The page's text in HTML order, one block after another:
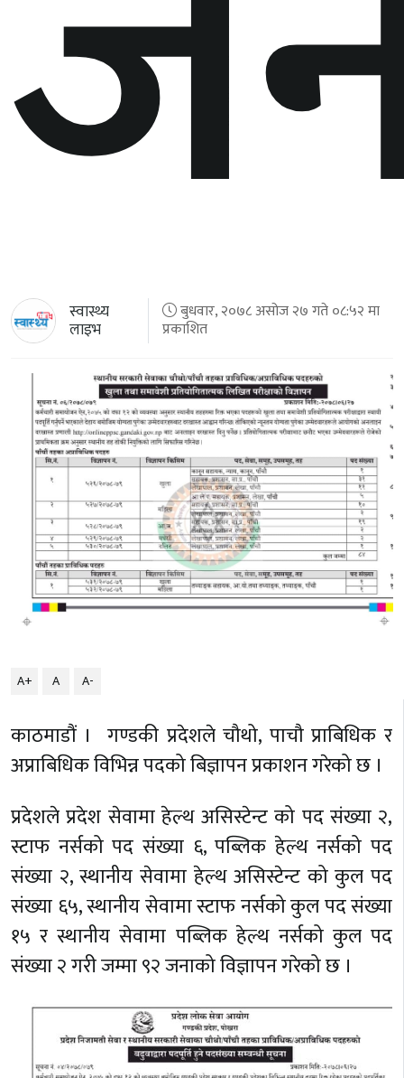
स्वास्थ्य
लाइभ
बुधवार, २०७८ असोज २७ गते ०८:५२ मा
प्रकाशित
A+ A A-
काठमाडौं । गण्डकी प्रदेशले चौथो, पाचौ प्राबिधिक र
अप्राबिधिक विभिन्न पदको बिज्ञापन प्रकाशन गरेको छ ।
प्रदेशले प्रदेश सेवामा हेल्थ असिस्टेन्ट को पद संख्या २,
स्टाफ नर्सको पद संख्या ६, पब्लिक हेल्थ नर्सको पद
संख्या २, स्थानीय सेवामा हेल्थ असिस्टेन्ट को कुल पद
संख्या ६५, स्थानीय सेवामा स्टाफ नर्सको कुल पद संख्या
१५ र स्थानीय सेवामा पब्लिक हेल्थ नर्सको कुल पद
संख्या २ गरी जम्मा ९२ जनाको विज्ञापन गरेको छ ।